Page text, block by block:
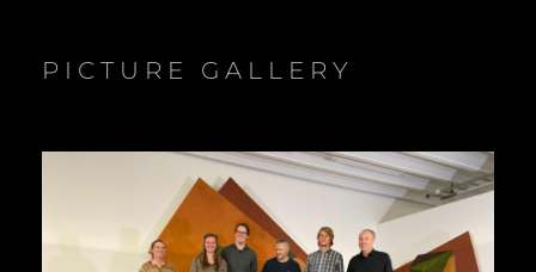
PICTURE GALLERY